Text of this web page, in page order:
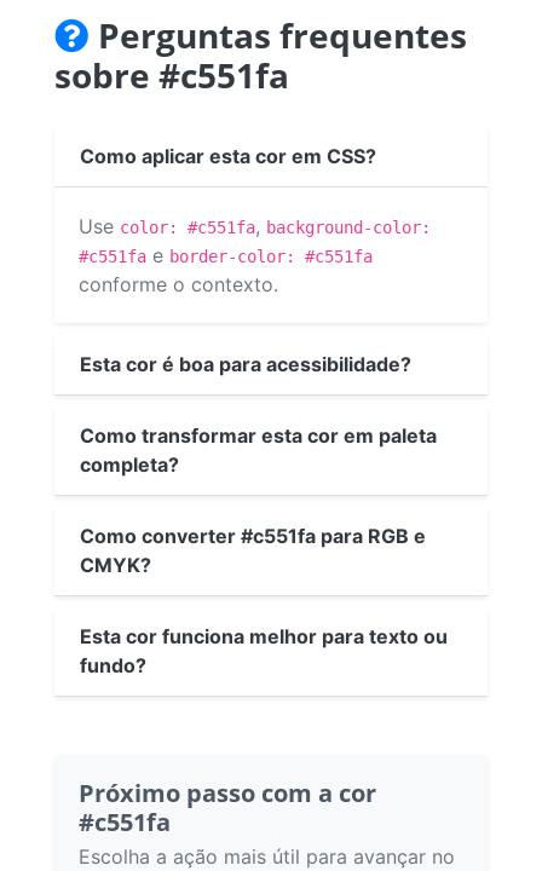
Perguntas frequentes
sobre #c551fa
Como aplicar esta cor em CSS?
Use color: #c551fa, background-color:
#c551fa e border-color: #c551fa
conforme o contexto.
Esta cor é boa para acessibilidade?
Como transformar esta cor em paleta
completa?
Como converter #c551fa para RGB e
CMYK?
Esta cor funciona melhor para texto ou
fundo?
Próximo passo com a cor
#c551fa
Escolha a ação mais útil para avançar no